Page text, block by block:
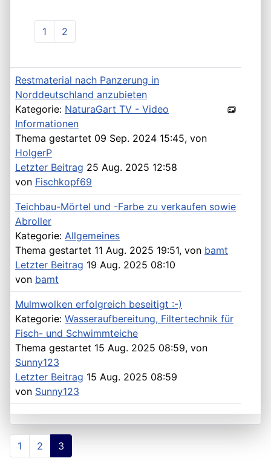
1 2
Restmaterial nach Panzerung in
Norddeutschland anzubieten
Kategorie: NaturaGart TV - Video
Informationen
Thema gestartet 09 Sep. 2024 15:45, von
HolgerP
Letzter Beitrag 25 Aug. 2025 12:58
von Fischkopf69
Teichbau-Mörtel und -Farbe zu verkaufen sowie
Abroller
Kategorie: Allgemeines
Thema gestartet 11 Aug. 2025 19:51, von bamt
Letzter Beitrag 19 Aug. 2025 08:10
von bamt
Mulmwolken erfolgreich beseitigt :-)
Kategorie: Wasseraufbereitung, Filtertechnik für
Fisch- und Schwimmteiche
Thema gestartet 15 Aug. 2025 08:59, von
Sunny123
Letzter Beitrag 15 Aug. 2025 08:59
von Sunny123
1 2 3